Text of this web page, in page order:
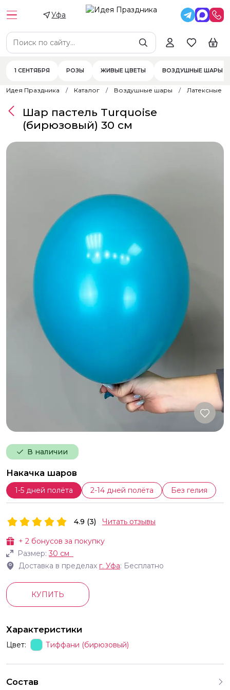
Уфа
1 СЕНТЯБРЯ РОЗЫ ЖИВЫЕ ЦВЕТЫ ВОЗДУШНЫЕ ШАРЫ
Идея Праздника Каталог Воздушные шары Латексные
В наличии
Накачка шаров
1-5 дней полёта 2-14 дней полёта Без гелия
Шар пастель Turquoise
(бирюзовый) 30 см
+ 2 бонусов за покупку
Размер:30 см
Доставка в пределах г. Уфа: Бесплатно
4.9 (3) Читать отзывы
КУПИТЬ
Характеристики
Цвет: Тиффани (бирюзовый)
Состав